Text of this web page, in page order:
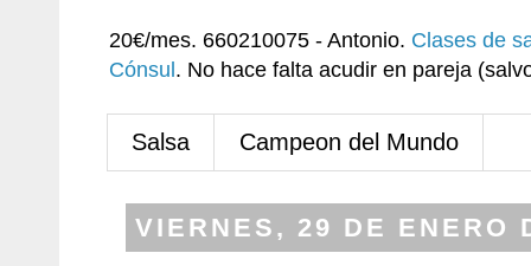
20€/mes. 660210075 - Antonio. Clases de
Cónsul . No hace falta acudir en pareja
Salsa Campeon del Mundo
VIERNES, 29 DE ENERO